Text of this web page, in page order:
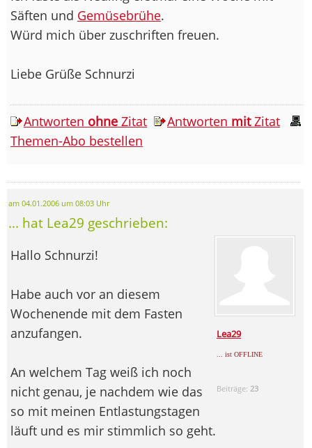
Säften und Gemüsebrühe.
Würd mich über zuschriften freuen.
Liebe Grüße Schnurzi
Antworten ohne Zitat Antworten mitZitat
Themen-Abo bestellen
am 04.01.2006 um 08:03 Uhr
... hat Lea29 geschrieben:
Lea29
... ist OFFLINE
Beiträge: 23
Hallo Schnurzi!
Habe auch vor an diesem
Wochenende mit dem Fasten
anzufangen.
An welchem Tag weiß ich noch
nicht genau, je nachdem wie das
so mit meinen Entlastungstagen
läuft und es mir stimmlich so geht.